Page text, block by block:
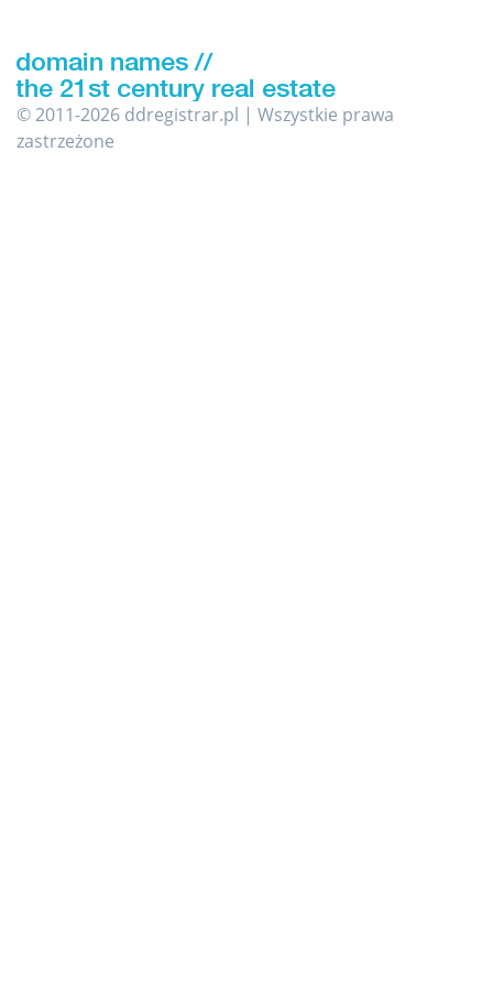
© 2011-2026 ddregistrar.pl | Wszystkie prawa
zastrzeżone